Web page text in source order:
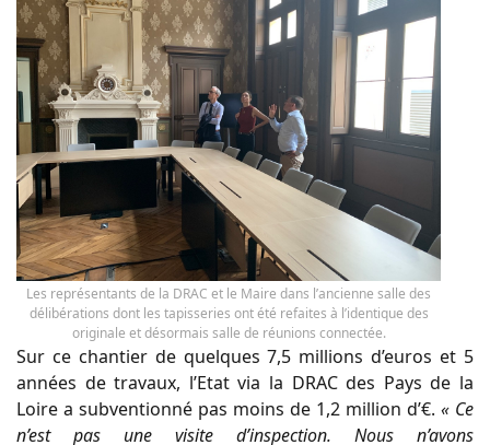
Les représentants de la DRAC et le Maire dans l’ancienne salle des
délibérations dont les tapisseries ont été refaites à l’identique des
originale et désormais salle de réunions connectée.
Sur ce chantier de quelques 7,5 millions d’euros et 5
années de travaux, l’Etat via la DRAC des Pays de la
Loire a subventionné pas moins de 1,2 million d’€. « Ce
n’est pas une visite d’inspection. Nous n’avons